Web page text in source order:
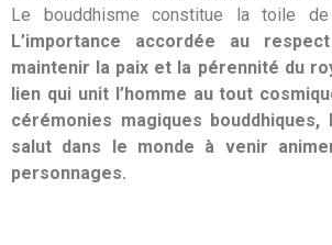
Le bouddhisme constitue la toile
L’importance accordée au
maintenir la paix et la pérennité du
lien qui unit l’homme au tout
cérémonies magiques bouddhiques,
salut dans le monde à venir
personnages.